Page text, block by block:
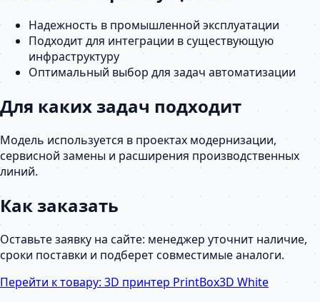
Надежность в промышленной эксплуатации
Подходит для интеграции в существующую
инфраструктуру
Оптимальный выбор для задач автоматизации
Для каких задач подходит
Модель используется в проектах модернизации,
сервисной замены и расширения производственных
линий.
Как заказать
Оставьте заявку на сайте: менеджер уточнит наличие,
сроки поставки и подберет совместимые аналоги.
Перейти к товару: 3D принтер PrintBox3D White